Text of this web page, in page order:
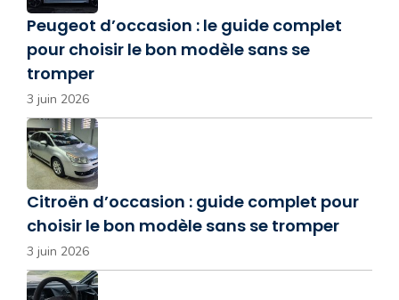
Peugeot d’occasion : le guide complet
pour choisir le bon modèle sans se
tromper
3 juin 2026
Citroën d’occasion : guide complet pour
choisir le bon modèle sans se tromper
3 juin 2026